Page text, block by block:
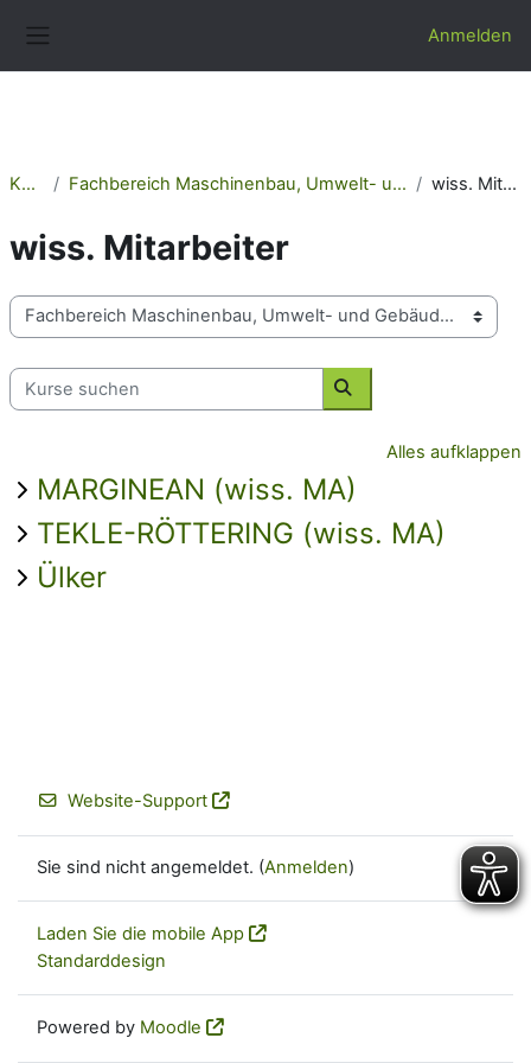
Anmelden
Kurse Fachbereich Maschinenbau, Umwelt- und Gebäudetechnik wiss. Mitarbeiter
wiss. Mitarbeiter
Kursbereiche
Kurse suchen
Kurse suchen
Alles aufklappen
MARGINEAN (wiss. MA)
TEKLE-RÖTTERING (wiss. MA)
Ülker
Website-Support
Sie sind nicht angemeldet. (Anmelden)
Laden Sie die mobile App
Standarddesign
Powered by Moodle